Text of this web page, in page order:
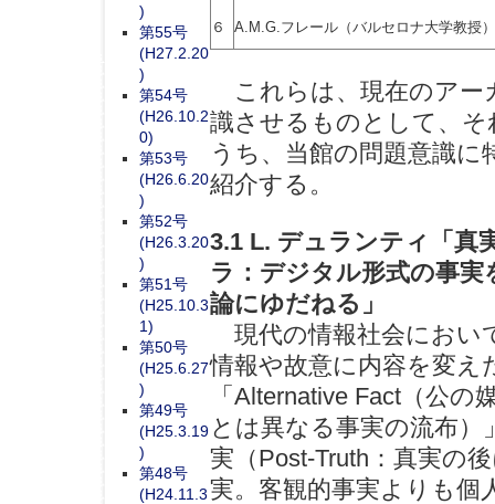
６ A.M.G.フレール（バルセロナ大学教授）
これらは、現在のアー
識させるものとして、
うち、当館の問題意識
紹介する。
3.1 L. デュランティ「真
ラ：デジタル形式の事
論にゆだねる」
現代の情報社会におい
情報や故意に内容を変え
「Alternative Fact（公の
とは異なる事実の流布）
実（Post-Truth：真実の
実。客観的事実よりも個
)
第55号
(H27.2.20
)
第54号
(H26.10.2
0)
第53号
(H26.6.20
)
第52号
(H26.3.20
)
第51号
(H25.10.3
1)
第50号
(H25.6.27
)
第49号
(H25.3.19
)
第48号
(H24.11.3